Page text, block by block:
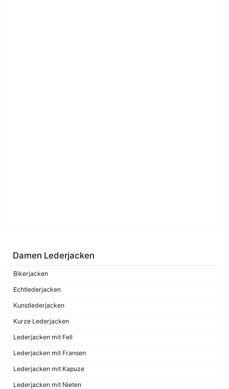
Damen Lederjacken
Bikerjacken
Echtlederjacken
Kunstlederjacken
Kurze Lederjacken
Lederjacken mit Fell
Lederjacken mit Fransen
Lederjacken mit Kapuze
Lederjacken mit Nieten